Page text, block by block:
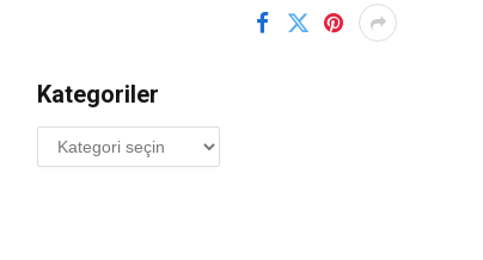
Kategoriler
Kategoriler